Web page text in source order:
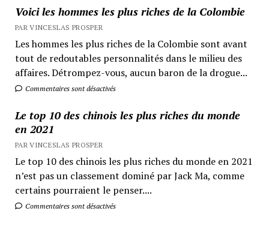
Voici les hommes les plus riches de la Colombie
PAR VINCESLAS PROSPER
Les hommes les plus riches de la Colombie sont avant
tout de redoutables personnalités dans le milieu des
affaires. Détrompez-vous, aucun baron de la drogue...
Commentaires sont désactivés
Le top 10 des chinois les plus riches du monde
en 2021
PAR VINCESLAS PROSPER
Le top 10 des chinois les plus riches du monde en 2021
n’est pas un classement dominé par Jack Ma, comme
certains pourraient le penser....
Commentaires sont désactivés